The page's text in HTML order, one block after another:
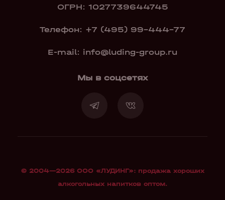
ОГРН: 1027739644745
Телефон: +7 (495) 99-444-77
E-mail: info@luding-group.ru
Мы в соцсетях
© 2004—2026 OOO «ЛУДИНГ»: продажа хороших
алкогольных напитков оптом.